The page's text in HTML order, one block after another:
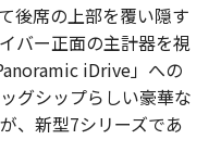
後席の上部を覆い隠す
バー正面の主計器を視
iDrive」への
グシップらしい豪華な
、新型7シリーズであ